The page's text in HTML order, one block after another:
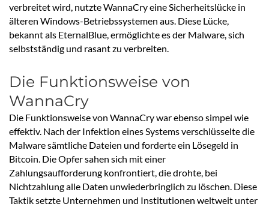
verbreitet wird, nutzte WannaCry eine Sicherheitslücke in
älteren Windows-Betriebssystemen aus. Diese Lücke,
bekannt als EternalBlue, ermöglichte es der Malware, sich
selbstständig und rasant zu verbreiten.
Die Funktionsweise von
WannaCry
Die Funktionsweise von WannaCry war ebenso simpel wie
effektiv. Nach der Infektion eines Systems verschlüsselte die
Malware sämtliche Dateien und forderte ein Lösegeld in
Bitcoin. Die Opfer sahen sich mit einer
Zahlungsaufforderung konfrontiert, die drohte, bei
Nichtzahlung alle Daten unwiederbringlich zu löschen. Diese
Taktik setzte Unternehmen und Institutionen weltweit unter